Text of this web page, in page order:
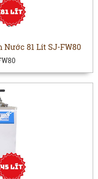
Nước 81 Lít SJ-FW80